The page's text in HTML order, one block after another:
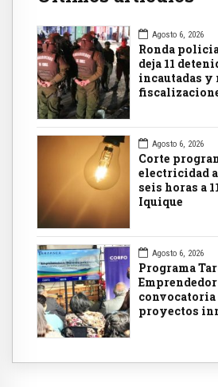
Agosto 6, 2026
Ronda
deja 11
incautadas y
Agosto 6, 2026
Corte
electricidad
seis horas a
Iquique
Agosto 6, 2026
Programa
convocatoria
proyectos